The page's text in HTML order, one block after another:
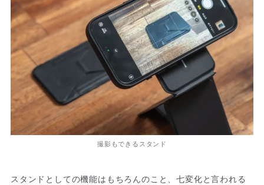
撮影もできるスタンド
スタンドとしての機能はもちろんのこと、七変化と言われる